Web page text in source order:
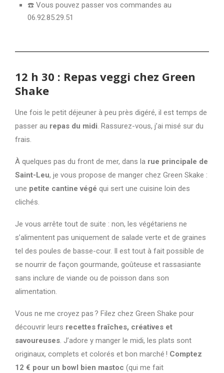
☎️ Vous pouvez passer vos commandes au
06.92.85.29.51
12 h 30 : Repas veggi chez Green
Shake
Une fois le petit déjeuner à peu près digéré, il est temps de
passer au repas du midi. Rassurez-vous, j’ai misé sur du
frais.
À quelques pas du front de mer, dans la rue principale de
Saint-Leu, je vous propose de manger chez Green Skake :
une petite cantine végé qui sert une cuisine loin des
clichés.
Je vous arrête tout de suite : non, les végétariens ne
s’alimentent pas uniquement de salade verte et de graines
tel des poules de basse-cour. Il est tout à fait possible de
se nourrir de façon gourmande, goûteuse et rassasiante
sans inclure de viande ou de poisson dans son
alimentation.
Vous ne me croyez pas ? Filez chez Green Shake pour
découvrir leurs recettes fraîches, créatives et
savoureuses. J’adore y manger le midi, les plats sont
originaux, complets et colorés et bon marché ! Comptez
12 € pour un bowl bien mastoc (qui me fait